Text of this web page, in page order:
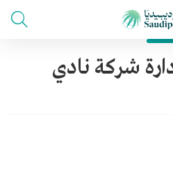
شركة نادي